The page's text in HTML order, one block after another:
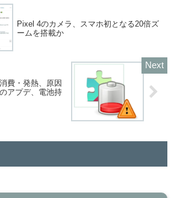
Pixel 4のカメラ、スマホ初となる20倍ズ
ームを搭載か
費・発熱、原因
アプデ、電池持